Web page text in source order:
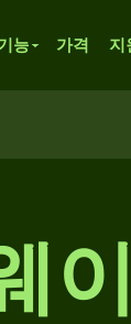
능 가격 지